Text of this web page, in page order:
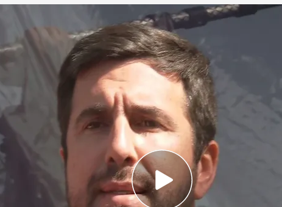
en la presentación de su sede electoral
electoral del Real Madrid: las sedes de
separadas por 100 metros